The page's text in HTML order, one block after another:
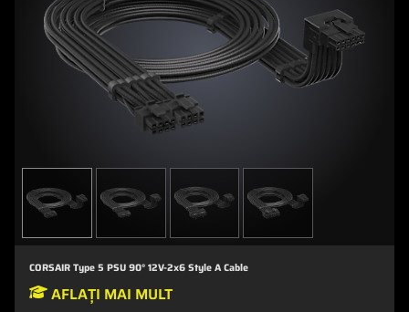
CORSAIR Type 5 PSU 90° 12V-2x6 Style A Cable
AFLAȚI MAI MULT